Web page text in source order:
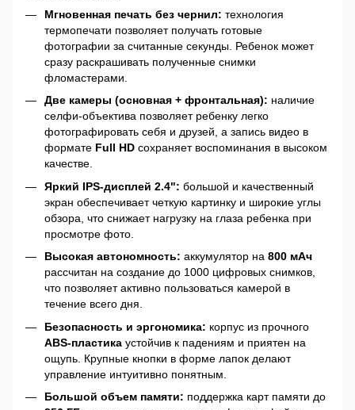
Мгновенная печать без чернил: технология
термопечати позволяет получать готовые
фотографии за считанные секунды. Ребенок может
сразу раскрашивать полученные снимки
фломастерами.
Две камеры (основная + фронтальная): наличие
селфи-объектива позволяет ребенку легко
фотографировать себя и друзей, а запись видео в
формате Full HD сохраняет воспоминания в высоком
качестве.
Яркий IPS-дисплей 2.4": большой и качественный
экран обеспечивает четкую картинку и широкие углы
обзора, что снижает нагрузку на глаза ребенка при
просмотре фото.
Высокая автономность: аккумулятор на 800 мАч
рассчитан на создание до 1000 цифровых снимков,
что позволяет активно пользоваться камерой в
течение всего дня.
Безопасность и эргономика: корпус из прочного
ABS-пластика устойчив к падениям и приятен на
ощупь. Крупные кнопки в форме лапок делают
управление интуитивно понятным.
Большой объем памяти: поддержка карт памяти до